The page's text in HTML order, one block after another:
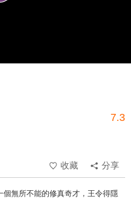
7.3
收藏
分享
無所不能的修真奇才，王令得隱